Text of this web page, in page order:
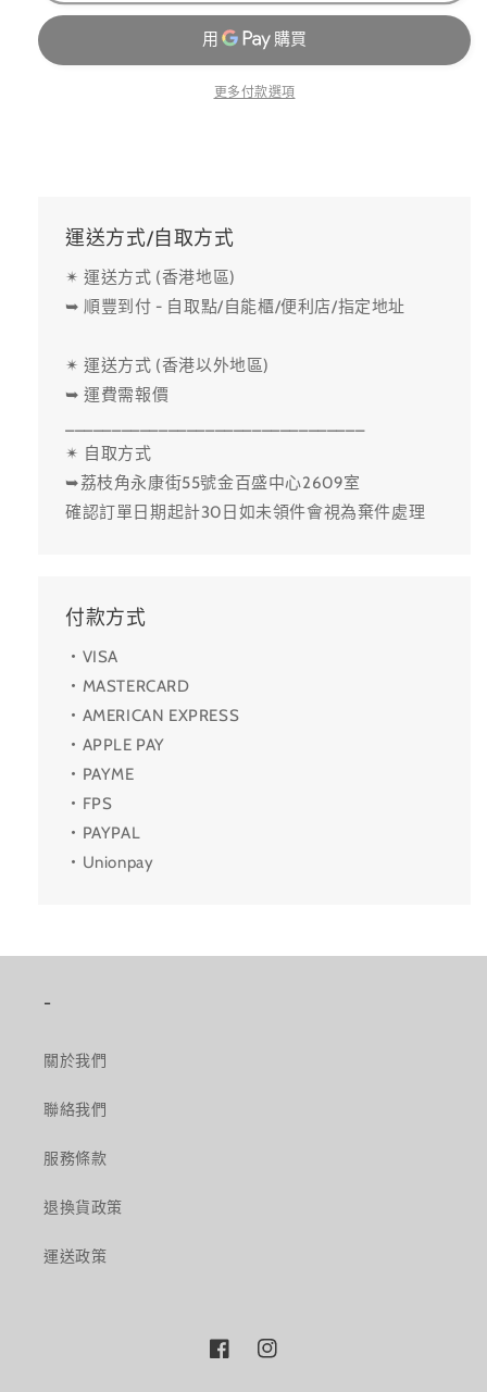
更多付款選項
運送方式/自取方式
✴ 運送方式 (香港地區)
➥ 順豐到付 - 自取點/自能櫃/便利店/指定地址
✴ 運送方式 (香港以外地區)
➥ 運費需報價
✴ 自取方式
➥荔枝角永康街55號金百盛中心2609室
確認訂單日期起計30日如未領件會視為棄件處理
付款方式
・VISA
・MASTERCARD
・AMERICAN EXPRESS
・APPLE PAY
・PAYME
・FPS
・PAYPAL
・Unionpay
-
關於我們
聯絡我們
服務條款
退換貨政策
運送政策
FacebookInstagram